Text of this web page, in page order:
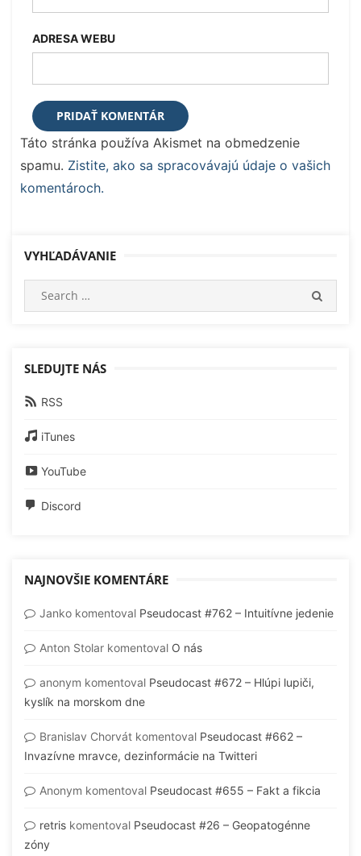
ADRESA WEBU
Táto stránka používa Akismet na obmedzenie
spamu. Zistite, ako sa spracovávajú údaje o vašich
komentároch.
VYHĽADÁVANIE
SLEDUJTE NÁS
RSS
iTunes
YouTube
Discord
NAJNOVŠIE KOMENTÁRE
Janko komentoval Pseudocast #762 – Intuitívne jedenie
Anton Stolar komentoval O nás
anonym komentoval Pseudocast #672 – Hlúpi lupiči,
kyslík na morskom dne
Branislav Chorvát komentoval Pseudocast #662 –
Invazívne mravce, dezinformácie na Twitteri
Anonym komentoval Pseudocast #655 – Fakt a fikcia
retris komentoval Pseudocast #26 – Geopatogénne
zóny